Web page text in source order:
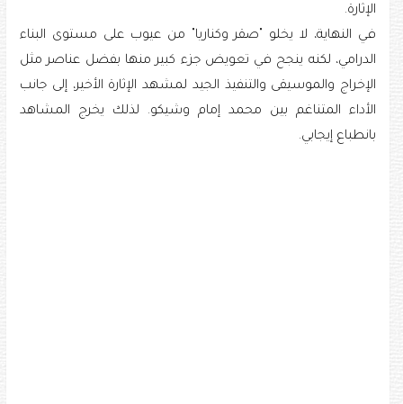
الإثارة.
في النهاية، لا يخلو "صقر وكناريا" من عيوب على مستوى البناء
الدرامي، لكنه ينجح في تعويض جزء كبير منها بفضل عناصر مثل
الإخراج والموسيقى والتنفيذ الجيد لمشهد الإثارة الأخير، إلى جانب
الأداء المتناغم بين محمد إمام وشيكو. لذلك يخرج المشاهد
بانطباع إيجابي.